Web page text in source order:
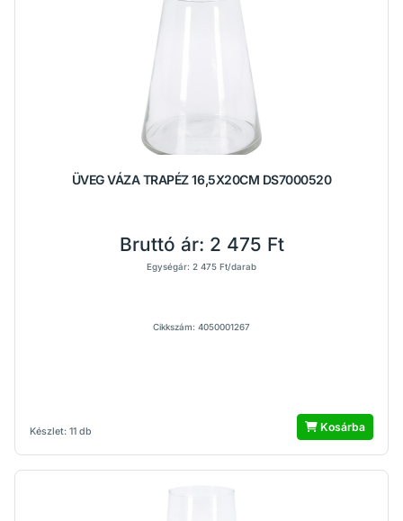
ÜVEG VÁZA TRAPÉZ 16,5X20CM DS7000520
Készlet: 11 db
Bruttó ár: 2 475 Ft
Egységár: 2 475 Ft/darab
Cikkszám: 4050001267
Kosárba